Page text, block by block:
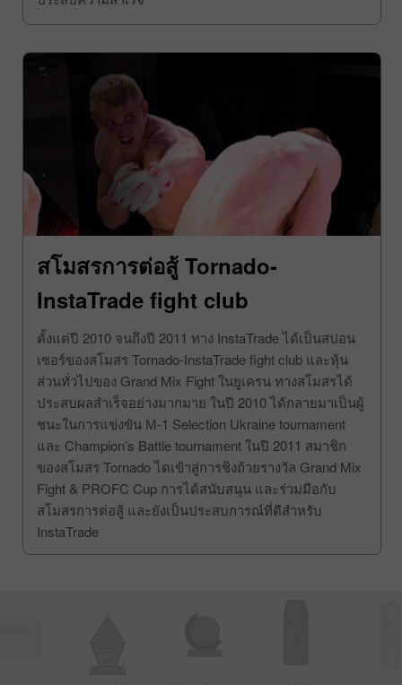
ประสบความสำเร็จ
สโมสรการต่อสู้ Tornado-
InstaTrade fight club
ตั้งแต่ปี 2010 จนถึงปี 2011 ทาง InstaTrade ได้เป็นสปอน
เซอร์ของสโมสร Tornado-InstaTrade fight club และหุ้น
ส่วนทั่วไปของ Grand Mix Fight ในยูเครน ทางสโมสรได้
ประสบผลสำเร็จอย่างมากมาย ในปี 2010 ได้กลายมาเป็นผู้
ชนะในการแข่งขัน М-1 Selection Ukraine tournament
และ Champion’s Battle tournament ในปี 2011 สมาชิก
ของสโมสร Tornado ไดเข้าสู่การชิงถ้วยรางวัล Grand Mix
Fight & PROFC Cup การได้สนับสนุน และร่วมมือกับ
สโมสรการต่อสู้ และยังเป็นประสบการณ์ที่ดีสำหรับ
InstaTrade